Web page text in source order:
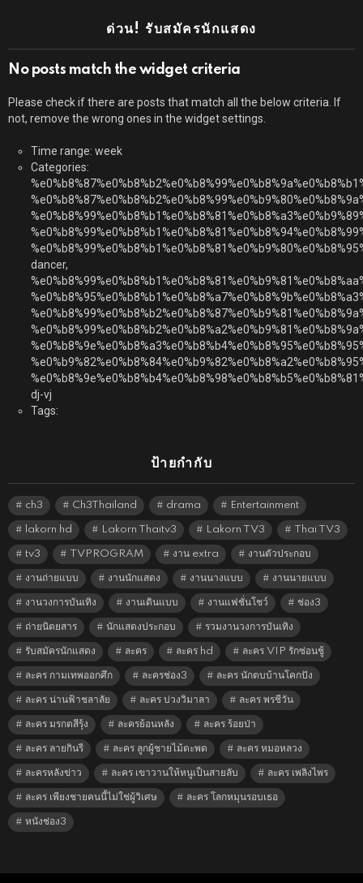
ด่วน! รับสมัครนักแสดง
No posts match the widget criteria
Please check if there are posts that match all the below criteria. If
not, remove the wrong ones in the widget settings.
Time range: week
Categories:
dancer,
dj-vj
Tags:
ป้ายกำกับ
ch3 Ch3Thailand drama Entertainment
lakorn hd Lakorn Thaitv3 Lakorn TV3 Thai TV3
tv3 TVPROGRAM งาน extra งานตัวประกอบ
งานถ่ายแบบ งานนักแสดง งานนางแบบ งานนายแบบ
งานวงการบันเทิง งานเดินแบบ งานแฟชั่นโชว์ ช่อง3
ถ่ายนิตยสาร นักแสดงประกอบ รวมงานวงการบันเทิง
รับสมัครนักแสดง ละคร ละคร hd ละคร VIP รักซ่อนชู้
ละคร กามเทพออกศึก ละครช่อง3 ละคร นักตบบ้านโคกปัง
ละคร น่านฟ้าชลาลัย ละคร บ่วงวิมาลา ละคร พรชีวัน
ละคร มรกตสีรุ้ง ละครย้อนหลัง ละคร ร้อยป่า
ละคร ลายกินรี ละคร ลูกผู้ชายไม้ตะพด ละคร หมอหลวง
ละครหลังข่าว ละคร เขาวานให้หนูเป็นสายลับ ละคร เพลิงไพร
ละคร เพียงชายคนนี้ไม่ใช่ผู้วิเศษ ละคร โลกหมุนรอบเธอ
หนังช่อง3